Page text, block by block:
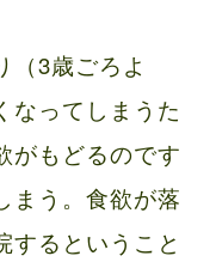
（3歳ごろよ
なってしまうた
がもどるのです
まう。食欲が落
するということ